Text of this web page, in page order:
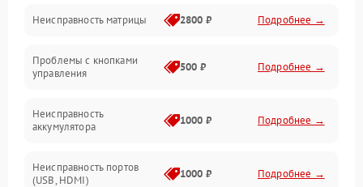
Управление
Механические повреждения
Неисправность матрицы 2800 ₽ Подробнее →
Проблемы с кнопками
управления
500 ₽ Подробнее →
Неисправность
аккумулятора
1000 ₽ Подробнее →
Неисправность портов
(USB, HDMI)
1000 ₽ Подробнее →